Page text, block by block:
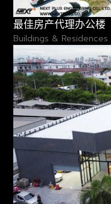
最佳房产代理办公楼
Buildings & Residences